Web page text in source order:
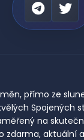
přímo ze
Spojených
na
zdarma, aktuální